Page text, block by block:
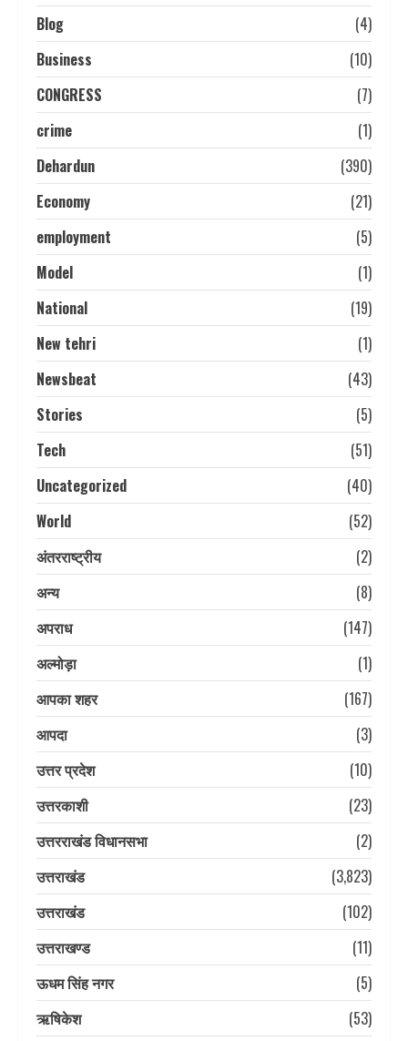
Blog
(4)
Business
(10)
CONGRESS
(7)
crime
(1)
Dehardun
(390)
Economy
(21)
employment
(5)
Model
(1)
National
(19)
New tehri
(1)
Newsbeat
(43)
Stories
(5)
Tech
(51)
Uncategorized
(40)
World
(52)
अंतरराष्ट्रीय
(2)
अन्य
(8)
अपराध
(147)
अल्मोड़ा
(1)
आपका शहर
(167)
आपदा
(3)
उत्तर प्रदेश
(10)
उत्तरकाशी
(23)
उत्तरराखंड विधानसभा
(2)
उत्तराखंड
(3,823)
उत्तराखंड
(102)
उत्तराखण्ड
(11)
ऊधम सिंह नगर
(5)
ऋषिकेश
(53)